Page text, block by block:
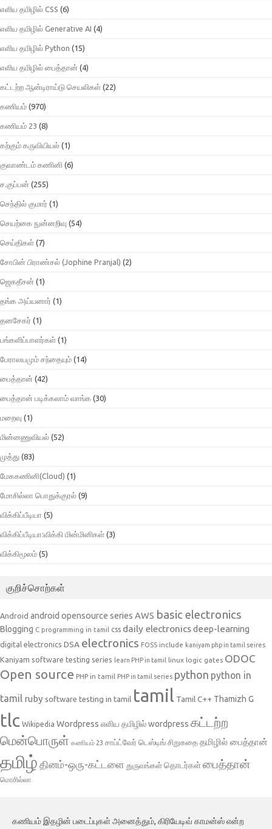
எளிய தமிழில் CSS (6)
எளிய தமிழில் Generative AI (4)
எளிய தமிழில் Python (15)
எளிய தமிழில் பைத்தான் (4)
கட்டற்ற ஆன்டிராய்டு செயலிகள் (22)
கணியம் (970)
கணியம் 23 (8)
கற்கும் கருவியியல் (1)
குவாண்டம் கணினி (6)
ச.குப்பன் (255)
செந்தில் குமார் (1)
செயற்கை நுன்னறிவு (54)
செய்திகள் (7)
சோபின் பிராண்சல் (Jophine Pranjal) (2)
ஜெகதீசன் (1)
தங்க அய்யனார் (1)
தனசேகர் (1)
பங்களிப்பாளர்கள் (1)
பேராலயமும் சந்தையும் (14)
பைத்தான் (42)
பைத்தான் படிக்கலாம் வாங்க (30)
மறைவு (1)
மின்னணுவியல் (52)
முத்து (83)
மேககணினி(Cloud) (1)
மோசில்லா பொதுக்குரல் (9)
விக்கிப்பீடியா (5)
விக்கிப்பீடியா:விக்கி மின்மினிகள் (3)
விக்கிமூலம் (5)
குறிச்சொற்கள்
Android android opensource series AWS basic electronics
Blogging C programming in tamil css daily electronicsdeep-learning
digital electronics DSA electronics FOSS include kaniyam php in tamil seires
Kaniyam software testing series learn PHP in tamil linux logic gates ODOC
Open source PHP in tamil PHP in tamil series python python in
tamil ruby software testing in tamil tamil Tamil C++ Thamizh G
tlc Wikipedia Wordpress எளிய தமிழில் wordpress கட்டற்ற
மென்பொருள் கணியம் 23 சாப்ட்வேர் டெஸ்டிங் சிறுகதை தமிழில் பைத்தான்
தமிழ் தினம்-ஒரு-கட்டளை துருவங்கள் தொடர்கள்பைத்தான்
மொசில்லா
கணியம் இதழின் படைப்புகள் அனைத்தும், கிரியேடிவ் காமன்ஸ் என்ற